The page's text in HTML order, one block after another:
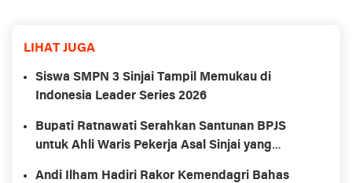
LIHAT JUGA
Siswa SMPN 3 Sinjai Tampil Memukau di
Indonesia Leader Series 2026
Bupati Ratnawati Serahkan Santunan BPJS
untuk Ahli Waris Pekerja Asal Sinjai yang
Andi Ilham Hadiri Rakor Kemendagri Bahas